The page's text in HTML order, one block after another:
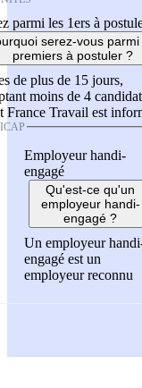
parmi les 1ers à
serez-vous parmi
premiers à postuler ?
de plus de 15 jours,
moins de 4
France Travail est
Employeur handi-
engagé
Qu'est-ce qu'un
employeur handi-
engagé ?
Un employeur
engagé est un
employeur reconnu